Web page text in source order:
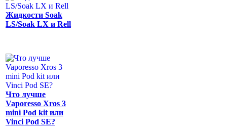
Жидкости Soak
LS/Soak LX и Rell
Что лучше
Vaporesso Xros 3
mini Pod kit или
Vinci Pod SE?